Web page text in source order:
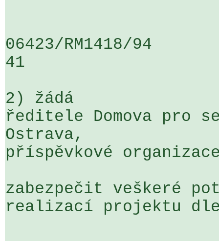
06423/RM1418/
41
2) žádá
ředitele Domova pro
Ostrava,
příspěvkové
zabezpečit veškeré
realizací projektu dle